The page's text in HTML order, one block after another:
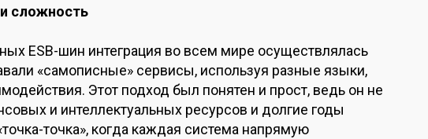
сложность
ESB-шин интеграция во всем мире осуществлялась
«самописные» сервисы, используя разные языки,
Этот подход был понятен и прост, ведь он не
и интеллектуальных ресурсов и долгие годы
точка», когда каждая система напрямую